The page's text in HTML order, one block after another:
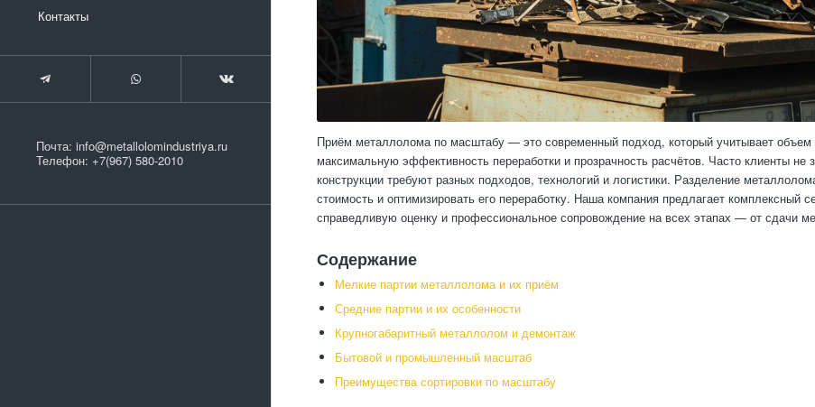
Контакты
Почта: info@metallolomindustriya.ru
Телефон: +7(967) 580-2010
Приём металлолома по масштабу — это современный подход, который учитывает объем
максимальную эффективность переработки и прозрачность расчётов. Часто клиенты
конструкции требуют разных подходов, технологий и логистики. Разделение
стоимость и оптимизировать его переработку. Наша компания предлагает комплексный
справедливую оценку и профессиональное сопровождение на всех этапах — от сдачи
Содержание
Мелкие партии металлолома и их приём
Средние партии и их особенности
Крупногабаритный металлолом и демонтаж
Бытовой и промышленный масштаб
Преимущества сортировки по масштабу